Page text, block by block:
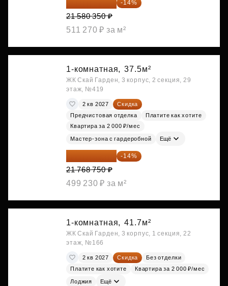
18 559 101 ₽ -14%
21 580 350 ₽
511 270 ₽ за м²
1-комнатная, 37.5м²
ЖК Скай Гарден, 3 корпус, 2 секция, 29
этаж, №419
2 кв 2027
Скидка
Предчистовая отделка
Платите как хотите
Квартира за 2 000 ₽/мес
Мастер-зона с гардеробной Ещё
18 721 125 ₽ -14%
21 768 750 ₽
499 230 ₽ за м²
1-комнатная, 41.7м²
ЖК Скай Гарден, 3 корпус, 1 секция, 22
этаж, №166
2 кв 2027 Скидка
Без отделки
Платите как хотите
Квартира за 2 000 ₽/мес
Лоджия Ещё